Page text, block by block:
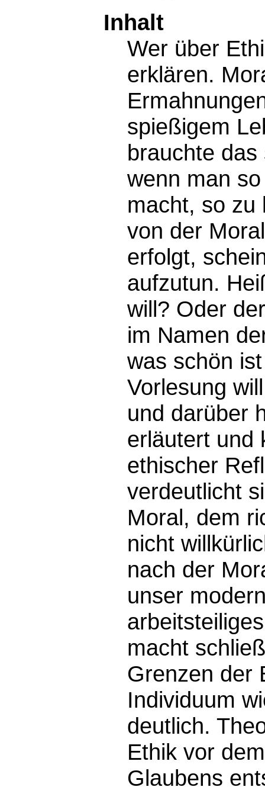
Inhalt
Wer über
erklären.
spießigem
brauchte
wenn man
macht, so zu
von der
erfolgt,
aufzutun.
will? Oder
im Namen
was schön
Vorlesung
und darüber
erläutert und
ethischer
verdeutlicht
Moral, dem
nicht
nach der
unser
macht
Grenzen der
Individuum
deutlich.
Ethik vor
Glaubens